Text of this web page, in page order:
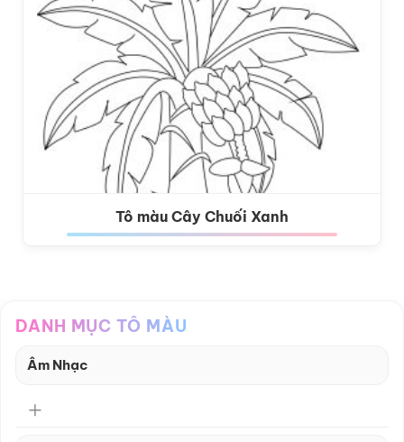
Tô màu Cây Chuối Xanh
DANH MỤC TÔ MÀU
Âm Nhạc